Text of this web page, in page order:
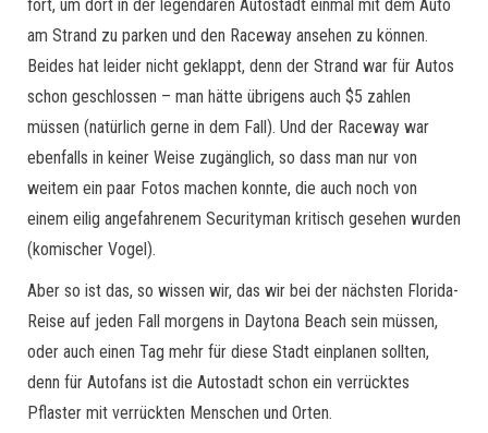
fort, um dort in der legendären Autostadt einmal mit dem Auto
am Strand zu parken und den Raceway ansehen zu können.
Beides hat leider nicht geklappt, denn der Strand war für Autos
schon geschlossen – man hätte übrigens auch $5 zahlen
müssen (natürlich gerne in dem Fall). Und der Raceway war
ebenfalls in keiner Weise zugänglich, so dass man nur von
weitem ein paar Fotos machen konnte, die auch noch von
einem eilig angefahrenem Securityman kritisch gesehen wurden
(komischer Vogel).
Aber so ist das, so wissen wir, das wir bei der nächsten Florida-
Reise auf jeden Fall morgens in Daytona Beach sein müssen,
oder auch einen Tag mehr für diese Stadt einplanen sollten,
denn für Autofans ist die Autostadt schon ein verrücktes
Pflaster mit verrückten Menschen und Orten.